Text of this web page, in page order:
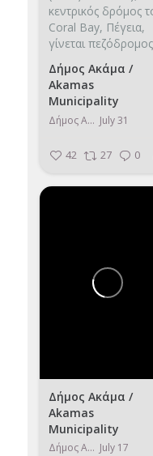
κεντρικός δρόμος
Coral Bay, Πέγεια,
γίνεται
Δήμος Ακάμα /
Akamas
Municipality
Δήμος Ακάμα / Akamas Municipality July 31
42 27 0
Δήμος Ακάμα /
Akamas
Municipality
Δήμος Ακάμα / Akamas Municipality July 17